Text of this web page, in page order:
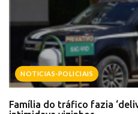
NOTICIAS-POLICIAIS
Família do tráfico fazia